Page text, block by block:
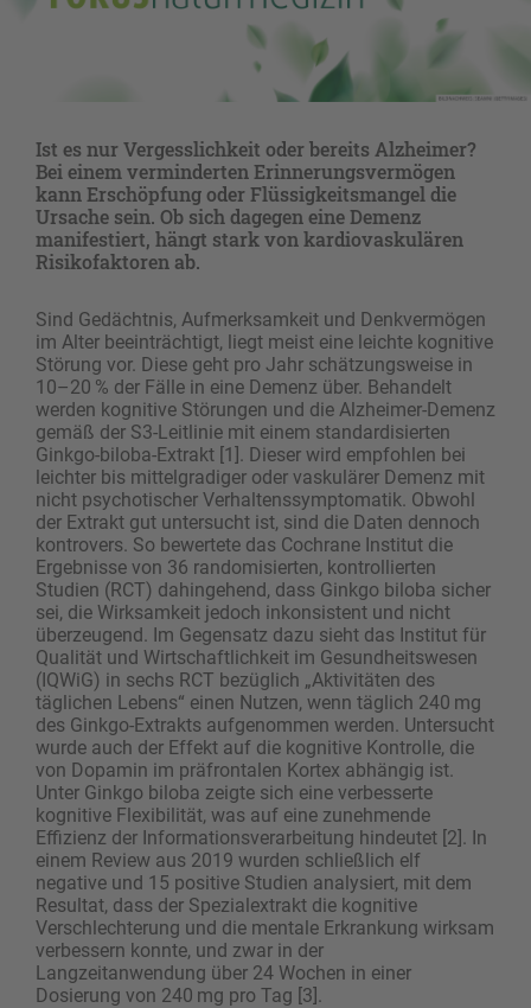
Ist es nur Vergesslichkeit oder bereits Alzheimer?
Bei einem verminderten Erinnerungsvermögen
kann Erschöpfung oder Flüssigkeitsmangel die
Ursache sein. Ob sich dagegen eine Demenz
manifestiert, hängt stark von kardiovaskulären
Risikofaktoren ab.
Sind Gedächtnis, Aufmerksamkeit und Denkvermögen
im Alter beeinträchtigt, liegt meist eine leichte kognitive
Störung vor. Diese geht pro Jahr schätzungsweise in
10–20 % der Fälle in eine Demenz über. Behandelt
werden kognitive Störungen und die Alzheimer-Demenz
gemäß der S3-Leitlinie mit einem standardisierten
Ginkgo-biloba-Extrakt [1]. Dieser wird empfohlen bei
leichter bis mittelgradiger oder vaskulärer Demenz mit
nicht psychotischer Verhaltenssymptomatik. Obwohl
der Extrakt gut untersucht ist, sind die Daten dennoch
kontrovers. So bewertete das Cochrane Institut die
Ergebnisse von 36 randomisierten, kontrollierten
Studien (RCT) dahingehend, dass Ginkgo biloba sicher
sei, die Wirksamkeit jedoch inkonsistent und nicht
überzeugend. Im Gegensatz dazu sieht das Institut für
Qualität und Wirtschaftlichkeit im Gesundheits­wesen
(IQWiG) in sechs RCT bezüglich „Aktivitäten des
täglichen Lebens“ einen Nutzen, wenn täglich 240 mg
des Ginkgo-Extrakts aufgenommen werden. Untersucht
wurde auch der Effekt auf die kognitive Kontrolle, die
von Dopamin im präfrontalen Kortex abhängig ist.
Unter Ginkgo biloba zeigte sich eine verbesserte
kognitive Flexibilität, was auf eine zunehmende
Effizienz der Informationsverarbeitung hindeutet [2]. In
einem Review aus 2019 wurden schließlich elf
negative und 15 positive Studien analysiert, mit dem
Resultat, dass der Spezialextrakt die kognitive
Verschlechterung und die mentale Erkrankung wirksam
verbessern konnte, und zwar in der
Langzeitanwendung über 24 Wochen in einer
Dosierung von 240 mg pro Tag [3].